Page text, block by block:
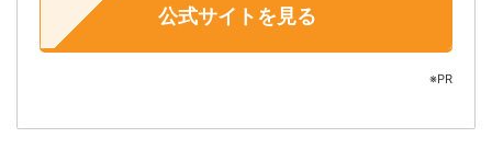
公式サイトを見る
※PR